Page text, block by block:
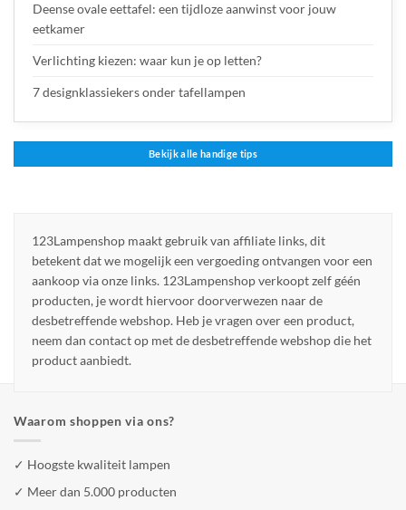
Deense ovale eettafel: een tijdloze aanwinst voor jouw
eetkamer
Verlichting kiezen: waar kun je op letten?
7 designklassiekers onder tafellampen
Bekijk alle handige tips
123Lampenshop maakt gebruik van affiliate links, dit
betekent dat we mogelijk een vergoeding ontvangen voor een
aankoop via onze links. 123Lampenshop verkoopt zelf géén
producten, je wordt hiervoor doorverwezen naar de
desbetreffende webshop. Heb je vragen over een product,
neem dan contact op met de desbetreffende webshop die het
product aanbiedt.
Waarom shoppen via ons?
✓ Hoogste kwaliteit lampen
✓ Meer dan 5.000 producten